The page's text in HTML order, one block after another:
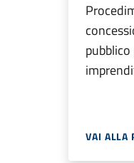
VAI ALLA